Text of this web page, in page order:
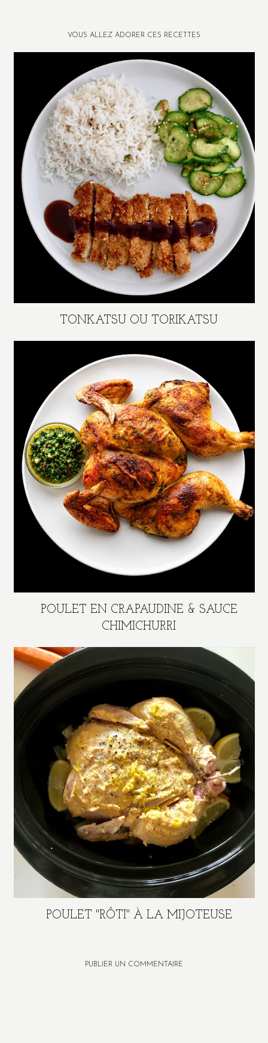
VOUS ALLEZ ADORER CES RECETTES
TONKATSU OU TORIKATSU
POULET EN CRAPAUDINE & SAUCE
CHIMICHURRI
POULET "RÔTI" À LA MIJOTEUSE
PUBLIER UN COMMENTAIRE